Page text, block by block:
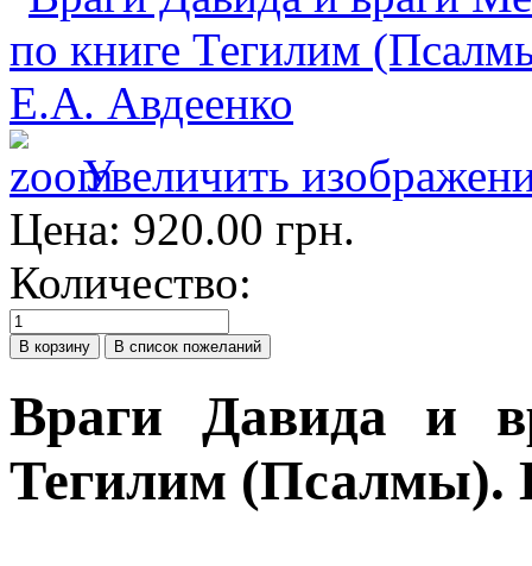
Увеличить
Цена: 920.00 грн.
Количество:
Враги Давида и
Тегилим (Псалмы).